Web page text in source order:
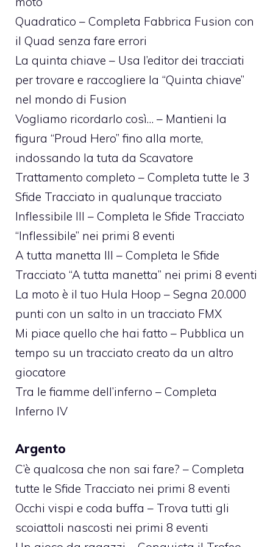
Quadratico – Completa Fabbrica Fusion con
il Quad senza fare errori
La quinta chiave – Usa l’editor dei tracciati
per trovare e raccogliere la “Quinta chiave”
nel mondo di Fusion
Vogliamo ricordarlo così… – Mantieni la
figura “Proud Hero” fino alla morte,
indossando la tuta da Scavatore
Trattamento completo – Completa tutte le 3
Sfide Tracciato in qualunque tracciato
Inflessibile III – Completa le Sfide Tracciato
“Inflessibile” nei primi 8 eventi
A tutta manetta III – Completa le Sfide
Tracciato “A tutta manetta” nei primi 8 eventi
La moto è il tuo Hula Hoop – Segna 20.000
punti con un salto in un tracciato FMX
Mi piace quello che hai fatto – Pubblica un
tempo su un tracciato creato da un altro
giocatore
Tra le fiamme dell’inferno – Completa
Inferno IV
Argento
C’è qualcosa che non sai fare? – Completa
tutte le Sfide Tracciato nei primi 8 eventi
Occhi vispi e coda buffa – Trova tutti gli
scoiattoli nascosti nei primi 8 eventi